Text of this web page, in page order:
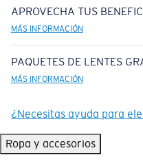
APROVECHA TUS
MÁS INFORMACIÓN
PAQUETES DE LENTES
MÁS INFORMACIÓN
¿Necesitas ayuda para
Ropa y accesorios